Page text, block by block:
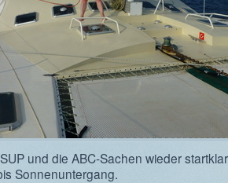
und die ABC-Sachen wieder
Sonnenuntergang.